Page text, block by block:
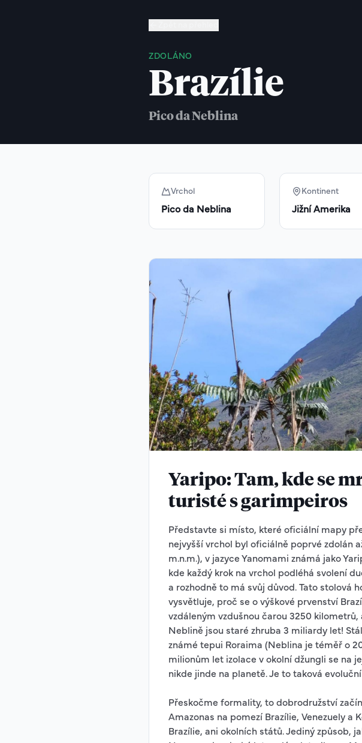
ZDOLÁNO
Brazílie
Pico da Neblina
Vrchol
Pico da Neblina
Kontinent
Jižní Amerika
Yaripo: Tam, kde se
turisté s garimpeiros
Představte si místo, které oficiální mapy přehlédly až do poloviny 20. století. Místo tak izolované, že jeho nejvyšší vrchol byl oficiálně poprvé zdolán až v roce 1965 brazilskou armádou. Pico da Neblina (2995 m.n.m.), v jazyce Yanomami známá jako Yaripo, není jen nejvyšší horou Brazílie, je to brána do jiného světa, kde každý krok na vrchol podléhá svolení duchů Hekura. Název hory v portugalštině znamená Vrchol mlhy a rozhodně to má svůj důvod. Tato stolová hora (tepui) je téměř neustále zahalena v bílém závoji, což vysvětluje, proč se o výškové prvenství Brazílie přela s vrcholem Pico da Bandeira (2891 m n. m.), vzdáleným vzdušnou čarou 3250 kilometrů, až do 60. let. Geologicky jde o fascinující relikt – skály na Neblině jsou staré zhruba 3 miliardy let! Stály zde dříve, než se zformovala Pangea. A stejně jako třeba u známé tepui Roraima (Neblina je téměř o 200 metrů vyšší), pamatují počátky života na Zemi. Zároveň díky milionům let izolace v okolní džungli se na jejím vrcholu vyvinuly druhy rostlin a živočichů, které nenajdeš nikde jinde na planetě. Je to taková evoluční laboratoř odříznutá od světa vertikálními stěnami. Přeskočme formality, to dobrodružství začíná v Psí hlavě. Právě tak se jmenuje region federálního státu Amazonas na pomezí Brazílie, Venezuely a Kolumbie. Do Psí hlavy nevede žádná silnice z vnitrozemí Brazílie, ani okolních států. Jediný způsob, jak se tam dostat, je několikadenní plavba lodí po řece Rio Negro, nebo drahý let malým letadlem z Manausu. Je to izolace v té nejčistší formě. A ta forma na mapě vypadá přesně jako psí hlava. Opravdu! Centrem regionu je São Gabriel da Cachoeira. Městečko s největším zastoupením domorodých obyvatel v Brazílii (asi 90 % obyvatel jsou původní domorodci). Jako jediné město v zemi má kromě portugalštiny i další tři oficiální jazyky: nheengatu, tukano a baniwa. Zbytek obyvatel tvoří hlavně vojáci, vysloužilý vojáci, kteří se rozhodli zůstat a pracovníci různých vládních a nevládních organizací podporující domorodce v blízkém a vzdáleném okolí. Ze São Gabriel už to není daleko. Je třeba vyrazit cca 2 hodiny na sever terénními auty, cestou přejet rovník a hada (ne obratník, ten hadi ani nemají, ale prostě hada, co šel kolem. Plazil se. Nejel na kole. Pozn. red.) V komunitě Ya Mirim mají most přes igarapé (menší říčku), pod ním se nasedá na motorové čluny, na kterých si dalších 6-7 hodin užijete ostrého sluníčka, tropického deště i nádherných výhledů na prales a místní vysočinu. Igarapé se steče s řekou Cauaburis a z ní později odbočíte na Maturacá, to se nedá minout. Maturacá a Aribu jsou dvě větší komunity, kde sídlí i asociace AYRCA (Asociace Yanomami okolo řeky Cauburis a přítoků). A právě tam to celé začalo. Pro běžného turistu je zdejší prales a byrokracie kolem hory neprostupnou zdí (především to druhé). Vstup je možný pouze se speciálním povolením od brazilských úřadů a s výslovným souhlasem domorodých obyvatel – termín a podmínky stanoví oni. Potom je třeba připočítat i trochu štěstí a odhodlání, dát dohromady fajn Expe partu (pomohl osud, možná i duchové samotní a v neposlední řadě marketing). Po pár měsících vyjednávání a v doprovodu kmene Yanomami lze později dojít až na samotný vrchol Amazonie. Při výstupu s podporou místních borců se sportovní výkon a boj s neznámým prostředím mění spíše v poutní cestu. Než se ale první noha dotkne úpatí, musí proběhnout rituál zdejších šamanů. Yanomami věří, že bez svolení duchů by hora odpověděla agresivním počasím – blesky a nekonečným deštěm, ve kterém by se výprava ztratila. Po noci strávené na verandě domečku AYRCA nás čekal první rituál. V našem případě byl rituál proveden s maximální naléhavostí místních šamanů, neboť počasí nám přálo po celou cestu, a dokonce jsme měli i možnost vidět samotnou horu bez mraků za denního světla a stejně tak i nasvícenou hvězdami v noci. Romantici si to později v základním táboře užili jednou a zalezli do spacáčku a hamaky, nedocenili tu unikátnost výhledu. Ale ti, které trápily střevní problémy, měli tu možnost, obdivovat odhalenou Neblinu za svitu hvězd (a